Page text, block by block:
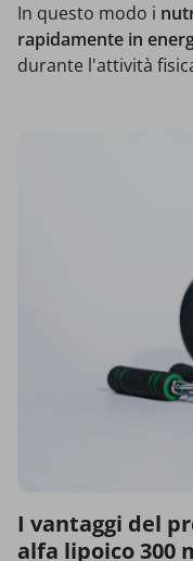
In questo modo i
rapidamente in
durante l'attività
I vantaggi del
alfa lipoico 300